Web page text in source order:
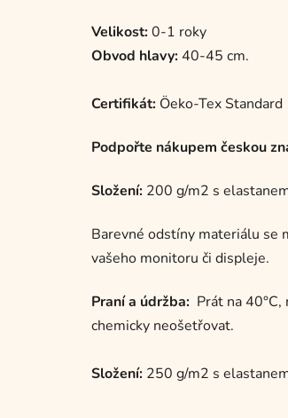
Velikost:0-1 roky
Obvod hlavy: 40-45 cm.
Certifikát: Öeko-Tex
Podpořte nákupem českou
Složení: 200 g/m2 s
Barevné odstíny materiálu se
vašeho monitoru či displeje.
Praní a údržba: Prát na
chemicky neošetřovat.
Složení: 250 g/m2 s